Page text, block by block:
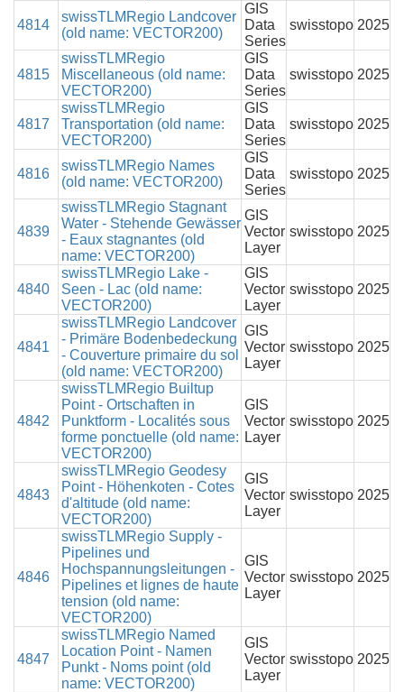
4814
swissTLMRegio Landcover
(old name: VECTOR200)
GIS
Data
Series
swisstopo 2025
4815
swissTLMRegio
Miscellaneous (old name:
VECTOR200)
GIS
Data
Series
swisstopo 2025
4817
swissTLMRegio
Transportation (old name:
VECTOR200)
GIS
Data
Series
swisstopo 2025
4816
swissTLMRegio Names
(old name: VECTOR200)
GIS
Data
Series
swisstopo 2025
4839
swissTLMRegio Stagnant
Water - Stehende Gewässer
- Eaux stagnantes (old
name: VECTOR200)
GIS
Vector
Layer
swisstopo 2025
4840
swissTLMRegio Lake -
Seen - Lac (old name:
VECTOR200)
GIS
Vector
Layer
swisstopo 2025
4841
swissTLMRegio Landcover
- Primäre Bodenbedeckung
- Couverture primaire du sol
(old name: VECTOR200)
GIS
Vector
Layer
swisstopo 2025
4842
swissTLMRegio Builtup
Point - Ortschaften in
Punktform - Localités sous
forme ponctuelle (old name:
VECTOR200)
GIS
Vector
Layer
swisstopo 2025
4843
swissTLMRegio Geodesy
Point - Höhenkoten - Cotes
d'altitude (old name:
VECTOR200)
GIS
Vector
Layer
swisstopo 2025
4846
swissTLMRegio Supply -
Pipelines und
Hochspannungsleitungen -
Pipelines et lignes de haute
tension (old name:
VECTOR200)
GIS
Vector
Layer
swisstopo 2025
4847
swissTLMRegio Named
Location Point - Namen
Punkt - Noms point (old
name: VECTOR200)
GIS
Vector
Layer
swisstopo 2025